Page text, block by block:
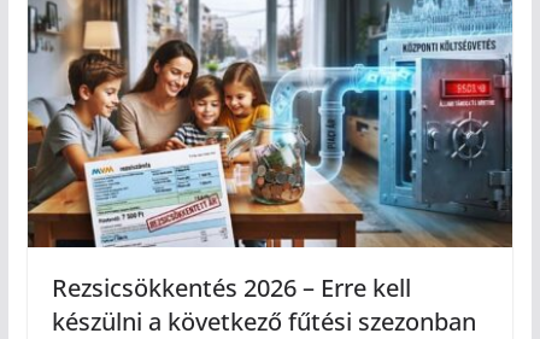
Rezsicsökkentés 2026 – Erre kell
készülni a következő fűtési szezonban